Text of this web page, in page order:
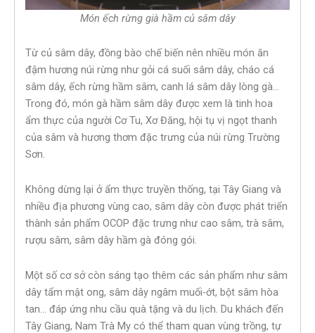
Món ếch rừng già hầm củ sâm dây
Từ củ sâm dây, đồng bào chế biến nên nhiều món ăn
đậm hương núi rừng như gỏi cá suối sâm dây, cháo cá
sâm dây, ếch rừng hầm sâm, canh lá sâm dây lòng gà…
Trong đó, món gà hầm sâm dây được xem là tinh hoa
ẩm thực của người Cơ Tu, Xơ Đăng, hội tụ vị ngọt thanh
của sâm và hương thơm đặc trưng của núi rừng Trường
Sơn.
Không dừng lại ở ẩm thực truyền thống, tại Tây Giang và
nhiều địa phương vùng cao, sâm dây còn được phát triển
thành sản phẩm OCOP đặc trưng như cao sâm, trà sâm,
rượu sâm, sâm dây hầm gà đóng gói.
Một số cơ sở còn sáng tạo thêm các sản phẩm như sâm
dây tẩm mật ong, sâm dây ngâm muối-ớt, bột sâm hòa
tan… đáp ứng nhu cầu quà tặng và du lịch. Du khách đến
Tây Giang, Nam Trà My có thể tham quan vùng trồng, tự